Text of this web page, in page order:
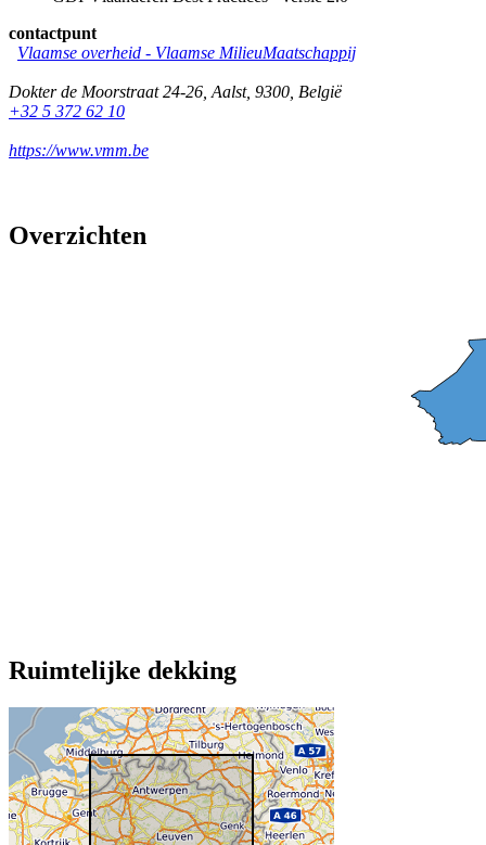
contactpunt
Vlaamse overheid - Vlaamse MilieuMaatschappij
Dokter de Moorstraat 24-26 Aalst, 9300 België
+32 5 372 62 10
https://www.vmm.be
Overzichten
Ruimtelijke dekking